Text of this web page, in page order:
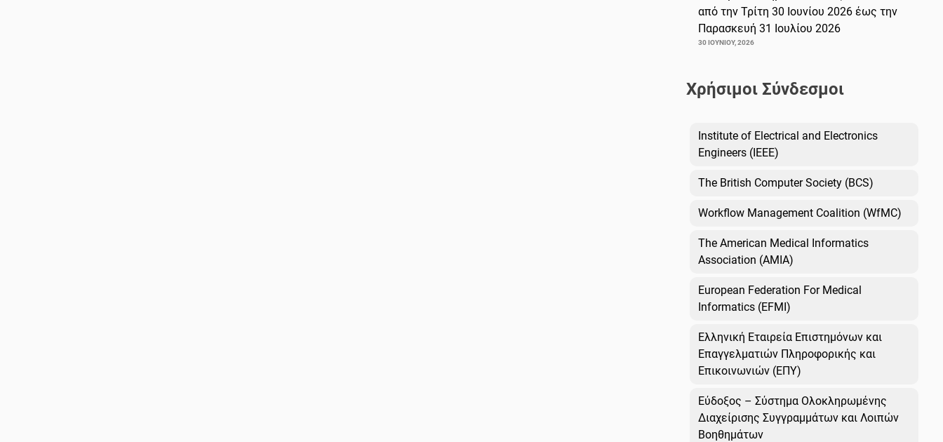
από την Τρίτη 30 Ιουνίου 2026 έως την
Παρασκευή 31 Ιουλίου 2026
30 ΙΟΥΝΊΟΥ, 2026
Χρήσιμοι Σύνδεσμοι
Institute of Electrical and Electronics
Engineers (IEEE)
The British Computer Society (BCS)
Workflow Management Coalition (WfMC)
The American Medical Informatics
Association (AMIA)
European Federation For Medical
Informatics (EFMI)
Ελληνική Εταιρεία Επιστημόνων και
Επαγγελματιών Πληροφορικής και
Επικοινωνιών (ΕΠΥ)
Εύδοξος – Σύστημα Ολοκληρωμένης
Διαχείρισης Συγγραμμάτων και Λοιπών
Βοηθημάτων